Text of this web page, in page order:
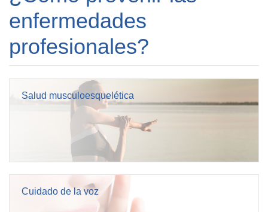
enfermedades
profesionales?
Salud musculoesquelética
Cuidado de la voz